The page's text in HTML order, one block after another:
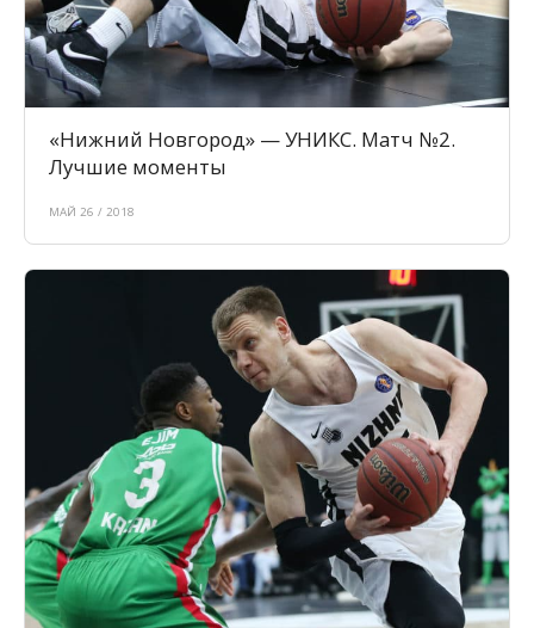
«Нижний Новгород» — УНИКС. Матч №2.
Лучшие моменты
МАЙ 26 / 2018